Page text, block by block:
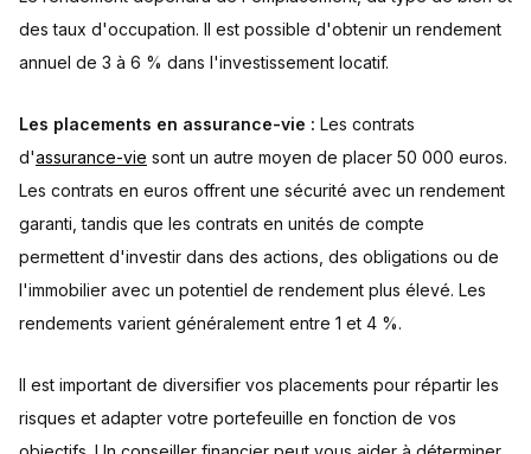
des taux d'occupation. Il est possible d'obtenir un rendement
annuel de 3 à 6 % dans l'investissement locatif.
Les placements en assurance-vie : Les contrats
d'assurance-vie sont un autre moyen de placer 50 000 euros.
Les contrats en euros offrent une sécurité avec un rendement
garanti, tandis que les contrats en unités de compte
permettent d'investir dans des actions, des obligations ou de
l'immobilier avec un potentiel de rendement plus élevé. Les
rendements varient généralement entre 1 et 4 %.
Il est important de diversifier vos placements pour répartir les
risques et adapter votre portefeuille en fonction de vos